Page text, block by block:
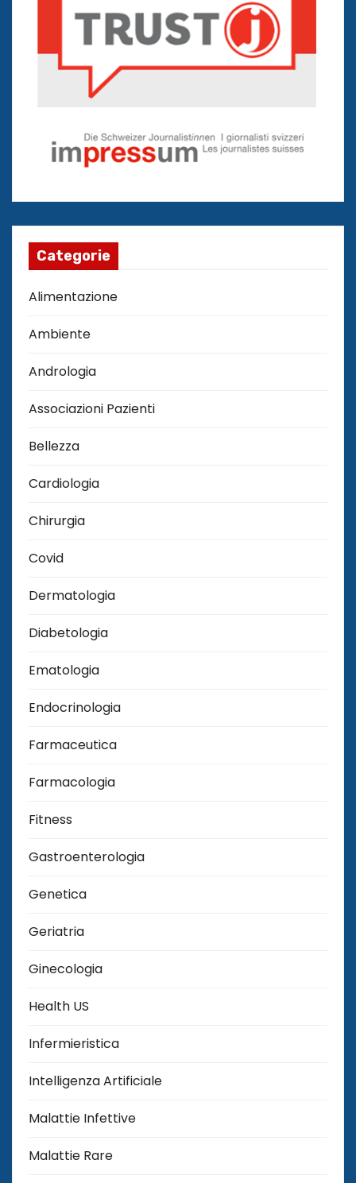
Categorie
Alimentazione
Ambiente
Andrologia
Associazioni Pazienti
Bellezza
Cardiologia
Chirurgia
Covid
Dermatologia
Diabetologia
Ematologia
Endocrinologia
Farmaceutica
Farmacologia
Fitness
Gastroenterologia
Genetica
Geriatria
Ginecologia
Health US
Infermieristica
Intelligenza Artificiale
Malattie Infettive
Malattie Rare